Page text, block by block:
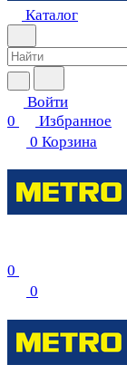
Каталог
Войти
0
Избранное
0 Корзина
0
0